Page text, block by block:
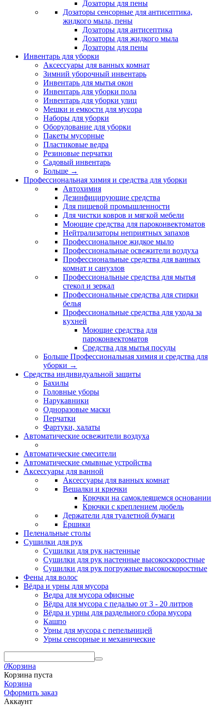
Дозаторы для пены
Дозаторы сенсорные для антисептика,
жидкого мыла, пены
Дозаторы для антисептика
Дозаторы для жидкого мыла
Дозаторы для пены
Инвентарь для уборки
Аксессуары для ванных комнат
Зимний уборочный инвентарь
Инвентарь для мытья окон
Инвентарь для уборки пола
Инвентарь для уборки улиц
Мешки и емкости для мусора
Наборы для уборки
Оборудование для уборки
Пакеты мусорные
Пластиковые ведра
Резиновые перчатки
Садовый инвентарь
Больше →
Профессиональная химия и средства для уборки
Автохимия
Дезинфицирующие средства
Для пищевой промышленности
Для чистки ковров и мягкой мебели
Моющие средства для пароконвектоматов
Нейтрализаторы неприятных запахов
Профессиональное жидкое мыло
Профессиональные освежители воздуха
Профессиональные средства для ванных
комнат и санузлов
Профессиональные средства для мытья
стекол и зеркал
Профессиональные средства для стирки
белья
Профессиональные средства для ухода за
кухней
Моющие средства для
пароконвектоматов
Средства для мытья посуды
Больше Профессиональная химия и средства для
уборки →
Средства индивидуальной защиты
Бахилы
Головные уборы
Нарукавники
Одноразовые маски
Перчатки
Фартуки, халаты
Автоматические освежители воздуха
Автоматические смесители
Автоматические смывные устройства
Аксессуары для ванной
Аксессуары для ванных комнат
Вешалки и крючки
Крючки на самоклеящемся основании
Крючки с креплением дюбель
Держатели для туалетной бумаги
Ёршики
Пеленальные столы
Сушилки для рук
Сушилки для рук настенные
Сушилки для рук настенные высокоскоростные
Сушилки для рук погружные высокоскоростные
Фены для волос
Вёдра и урны для мусора
Ведра для мусора офисные
Вёдра для мусора с педалью от 3 - 20 литров
Вёдра и урны для раздельного сбора мусора
Кашпо
Урны для мусора с пепельницей
Урны сенсорные и механические
0Корзина
Корзина пуста
Корзина
Оформить заказ
Аккаунт